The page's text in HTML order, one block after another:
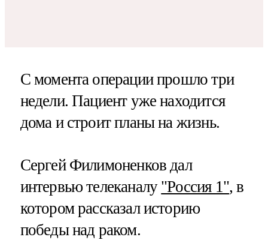
С момента операции прошло три
недели. Пациент уже находится
дома и строит планы на жизнь.
Сергей Филимоненков дал
интервью телеканалу "Россия 1", в
котором рассказал историю
победы над раком.